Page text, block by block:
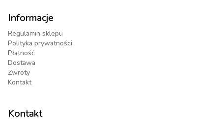
Informacje
Regulamin sklepu
Polityka prywatności
Płatność
Dostawa
Zwroty
Kontakt
Kontakt